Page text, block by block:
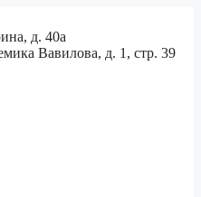
д. 40а
Вавилова, д. 1, стр. 39